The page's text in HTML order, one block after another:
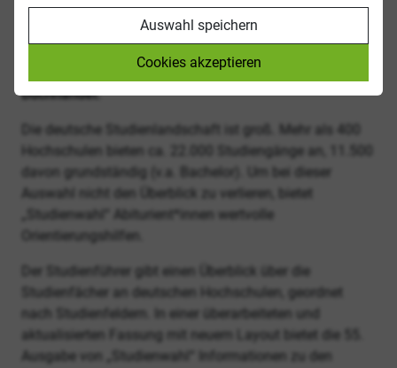
Auswahl speichern
Cookies akzeptieren
Entscheidungsfindung und können sich einen Überblick
über Studienmöglichkeiten an deutschen Hochschulen
und Berufsinformationszentren als auch im
Buchhandel.
Die deutsche Studienlandschaft ist groß. Mehr als 400
Hochschulen bieten ca. 22.000 Studiengänge an, 11.500
davon grundständig (v.a. Bachelor). Um bei dieser
Auswahl nicht den Überblick zu verlieren, bietet
„Studienwahl“ Abiturient*innen wertvolle
Orientierungshilfen.
Der Studienführer gibt einen Überblick über die
Studienfächer an deutschen Hochschulen, geordnet
nach Studienfeldern. In einer überarbeiteten und
aktualisierten Fassung mit neuem Layout bietet die 55.
Ausgabe von „Studienwahl“ Informationen zu den